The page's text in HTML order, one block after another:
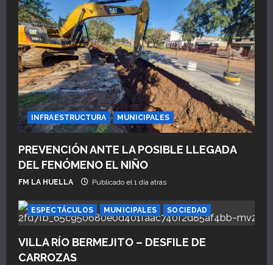
INFRAESTRUCTURA MUNICIPALES
PREVENCIÓN ANTE LA POSIBLE LLEGADA
DEL FENÓMENO EL NIÑO
FM LA HUELLA Publicado el 1 día atrás
ESPECTÁCULOS MUNICIPALES SOCIEDAD
VILLA RÍO BERMEJITO – DESFILE DE
CARROZAS